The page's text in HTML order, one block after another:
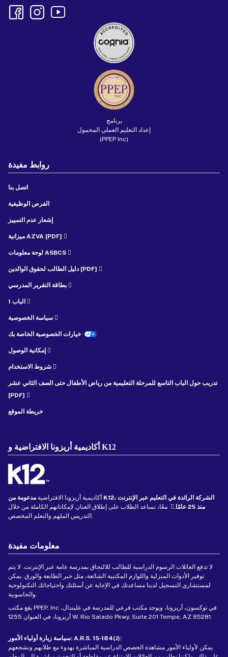
برنامج
إعداد التعليم العملي المحمول
(PPEP Inc)
روابط مفيدة
اتصل بنا
الفرص الوظيفية
إشعار عدم التمييز
ميزانية AZVA [PDF]
لوحة معلومات ASBCS
دليل الطالب لحقوق الوالدين [PDF]
بطاقة التقرير المدرسي
الباب 1
سياسة الخصوصية
خيارات الخصوصية الخاصة بك
إمكانية الوصول
شروط الاستخدام
تدريب حول الباب التاسع للمرحلة التعليمية من رياض الأطفال حتى الصف الثاني عشر
[PDF]
خريطة الموقع
أكاديمية أريزونا الافتراضية و K12
أكاديمية أريزونا الافتراضية مدعومة من K12، الشركة الرائدة في التعليم عبر الإنترنت
منذ 25 عامًا.
معًا، نساعد الطلاب على إطلاق العنان لإمكاناتهم الكاملة من خلال
التدريس الملهم والتعلم المخصص.
معلومات مفيدة
لا تدفع العائلات الرسوم الدراسية للطالب للالتحاق بمدرسة عامة عبر الإنترنت. لا يتم
توفير الأدوات المنزلية واللوازم المكتبية الشائعة، مثل حبر الطابعة والورق. يمكن
لمستشاري التسجيل لدينا مساعدتك في الإجابة عن أسئلتك واحتياجاتك التكنولوجية
والحاسوبية.
يقع مكتب PPEP, Inc في توكسون، أريزونا، ويوجد مكتب فرعي للمدرسة في غليندال،
أريزونا، في العنوان 1255 W. Rio Salado Pkwy, Suite 201 Tempe, AZ 85281.
سياسة زيارة أولياء الأمور: A.R.S. 15-184(J):
يمكن لأولياء الأمور مشاهدة الحصص الدراسية المباشرة بهدوء مع طلابهم ونشجعهم